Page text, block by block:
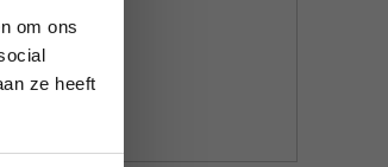
om ons
ze heeft